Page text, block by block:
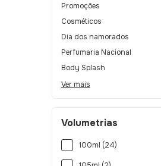
Promoções
Cosméticos
Dia dos namorados
Perfumaria Nacional
Body Splash
Ver mais
Volumetrias
100ml (24)